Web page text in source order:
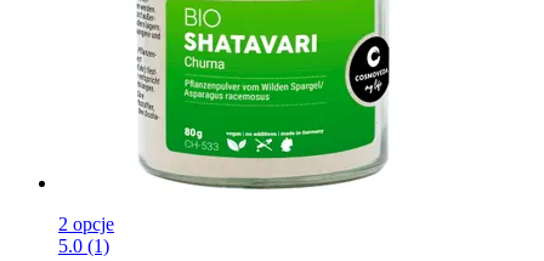
2 opcje
5.0 (1)